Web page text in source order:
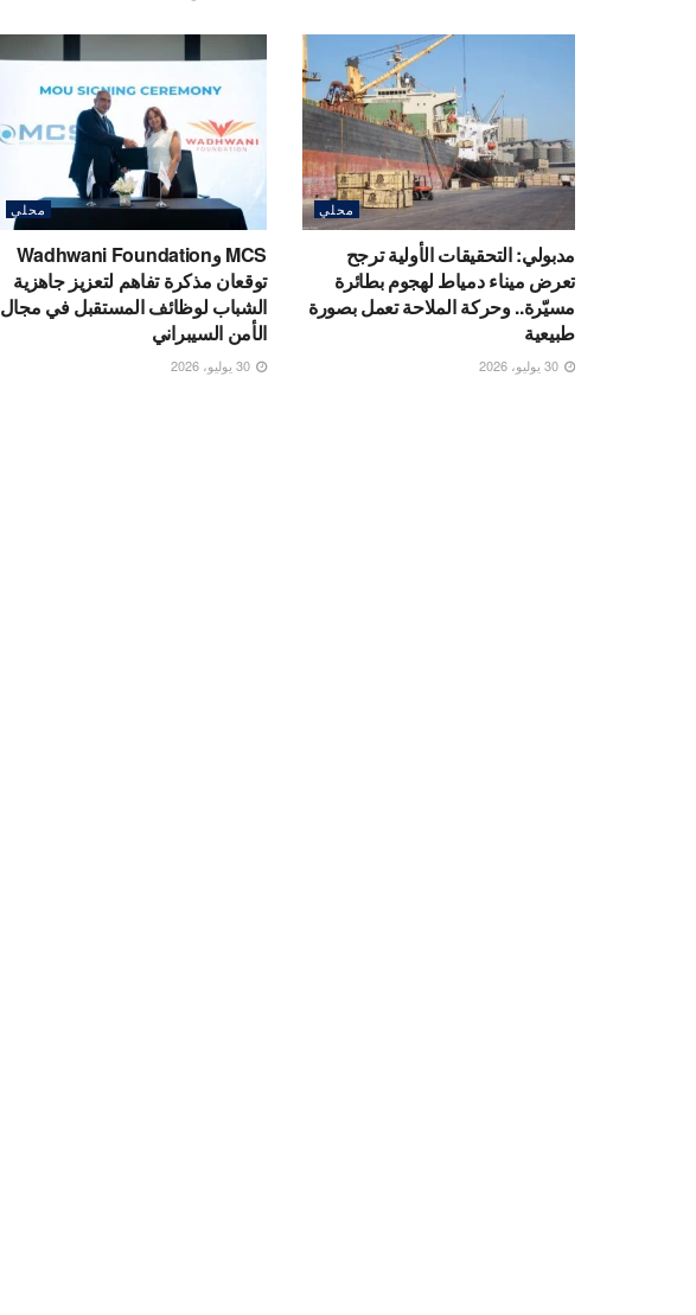
محلي
مدبولي: التحقيقات الأولية ترجح
تعرض ميناء دمياط لهجوم بطائرة
مسيّرة.. وحركة الملاحة تعمل بصورة
طبيعية
محلي
MCS وWadhwani Foundation
توقعان مذكرة تفاهم لتعزيز جاهزية
الشباب لوظائف المستقبل في مجال
الأمن السيبراني